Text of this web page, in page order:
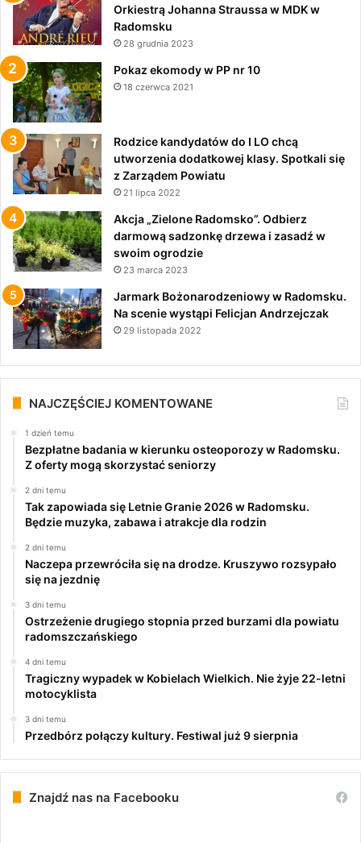
Orkiestrą Johanna Straussa w MDK w
Radomsku
28 grudnia 2023
Pokaz ekomody w PP nr 10
18 czerwca 2021
Rodzice kandydatów do I LO chcą
utworzenia dodatkowej klasy. Spotkali się
z Zarządem Powiatu
21 lipca 2022
Akcja „Zielone Radomsko”. Odbierz
darmową sadzonkę drzewa i zasadź w
swoim ogrodzie
23 marca 2023
Jarmark Bożonarodzeniowy w Radomsku.
Na scenie wystąpi Felicjan Andrzejczak
29 listopada 2022
NAJCZĘŚCIEJ KOMENTOWANE
1 dzień temu
Bezpłatne badania w kierunku osteoporozy w Radomsku.
Z oferty mogą skorzystać seniorzy
2 dni temu
Tak zapowiada się Letnie Granie 2026 w Radomsku.
Będzie muzyka, zabawa i atrakcje dla rodzin
2 dni temu
Naczepa przewróciła się na drodze. Kruszywo rozsypało
się na jezdnię
3 dni temu
Ostrzeżenie drugiego stopnia przed burzami dla powiatu
radomszczańskiego
4 dni temu
Tragiczny wypadek w Kobielach Wielkich. Nie żyje 22-letni
motocyklista
3 dni temu
Przedbórz połączy kultury. Festiwal już 9 sierpnia
Znajdź nas na Facebooku